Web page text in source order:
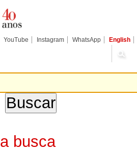
YouTube Instagram WhatsApp English
busca